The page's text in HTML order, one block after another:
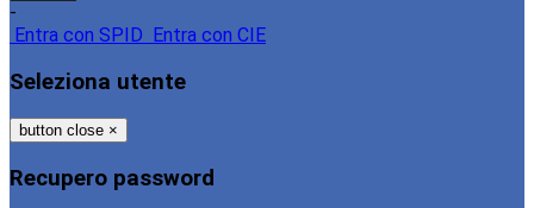
-
Entra con SPID
Entra con CIE
Seleziona utente
button close ×
Recupero password